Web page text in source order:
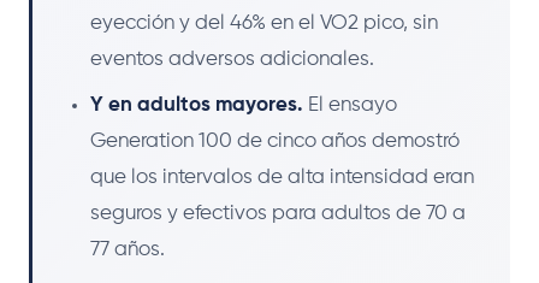
eyección y del 46% en el VO2 pico, sin
eventos adversos adicionales.
Y en adultos mayores. El ensayo
Generation 100 de cinco años demostró
que los intervalos de alta intensidad eran
seguros y efectivos para adultos de 70 a
77 años.